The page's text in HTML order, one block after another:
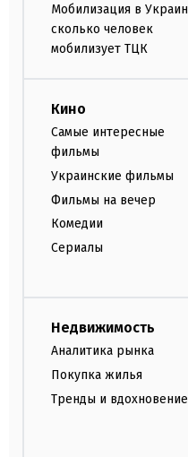
Мобилизация в
сколько человек
мобилизует ТЦК
Кино
Самые интересные
фильмы
Украинские фильмы
Фильмы на вечер
Комедии
Сериалы
Недвижимость
Аналитика рынка
Покупка жилья
Тренды и вдохновение